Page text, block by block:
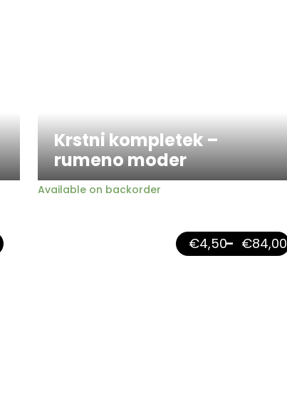
Krstni kompletek –
rumeno moder
Available on backorder
€4,50– €84,00